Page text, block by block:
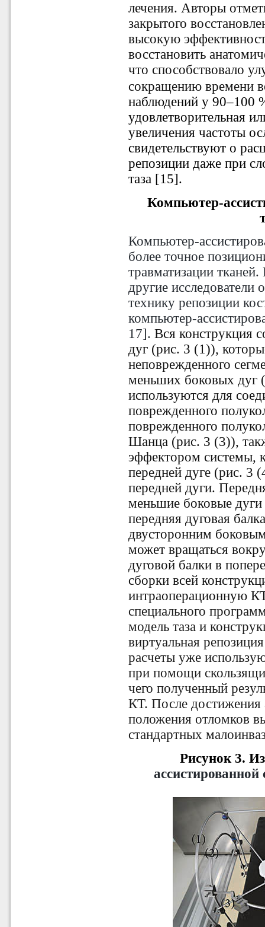
лечения. Авторы
закрытого
высокую
восстановить
что способствовало
сокращению времени
наблюдений у 90–100
удовлетворительная
увеличения частоты
свидетельствуют о
репозиции даже при
таза [15].
Компьютер-
Компьютер-
более точное
травматизации
другие
технику репозиции
компьютер-
17].Вся конструкция
дуг (рис. 3 (1)),
неповрежденного
меньших боковых дуг
используются для
поврежденного
поврежденного
Шанца (рис. 3 (3)),
эффектором системы,
передней дуге (рис. 3
передней дуги.
меньшие боковые
передняя дуговая
двусторонним
может вращаться
дуговой балки в
сборки всей
интраоперационную
специального
модель таза и
виртуальная
расчеты уже
при помощи
чего полученный
КТ. После достижения
положения отломков
стандартных
Рисунок 3.